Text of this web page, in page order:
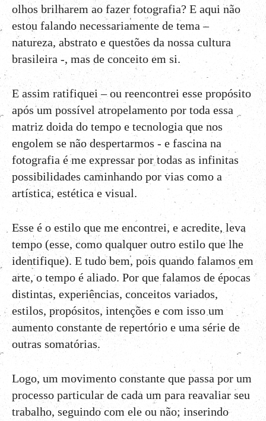
olhos brilharem ao fazer fotografia? E aqui não
estou falando necessariamente de tema –
natureza, abstrato e questões da nossa cultura
brasileira -, mas de conceito em si.
E assim ratifiquei – ou reencontrei esse propósito
após um possível atropelamento por toda essa
matriz doida do tempo e tecnologia que nos
engolem se não despertarmos - e fascina na
fotografia é me expressar por todas as infinitas
possibilidades caminhando por vias como a
artística, estética e visual.
Esse é o estilo que me encontrei, e acredite, leva
tempo (esse, como qualquer outro estilo que lhe
identifique). E tudo bem, pois quando falamos em
arte, o tempo é aliado. Por que falamos de épocas
distintas, experiências, conceitos variados,
estilos, propósitos, intenções e com isso um
aumento constante de repertório e uma série de
outras somatórias.
Logo, um movimento constante que passa por um
processo particular de cada um para reavaliar seu
trabalho, seguindo com ele ou não; inserindo